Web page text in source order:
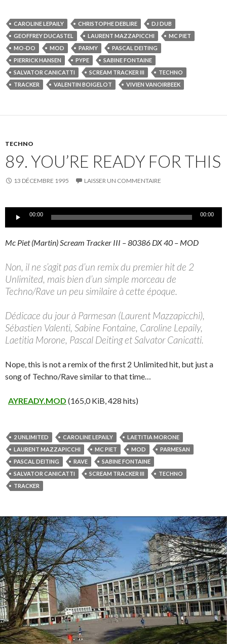
CAROLINE LEPAILY CHRISTOPHE DEBLIRE
DJ DUB
GEOFFREY DUCASTEL
LAURENT MAZZAPICCHI
MC PIET
MO-DO
MOD PARMY
PASCAL DEITING
PIERRICK HANSEN
PYPE
SABINE FONTAINE
SALVATOR CANICATTI
SCREAM TRACKER III
TECHNO
TRACKER
VALENTIN BOIGELOT VIVIEN VANOIRBEEK
TECHNO
89. YOU’RE READY FOR THIS
13 DÉCEMBRE 1995 LAISSER UN COMMENTAIRE
Lecteur00:00 00:00
Mc Piet (Martin) Scream Tracker III – 80386 DX 40 – MOD
Non, il ne s’agit pas d’un remix du premier hit de 2
Unlimited, mais bien d’un simple morceau de
Techno/Rave un peu similaire à cette époque.
Dédicace du jour à Parmesan (Laurent Mazzapicchi),
Sébastien Valenti, Sabine Fontaine, Caroline Lepaily,
Laetitia Morone, Pascal Deiting et Salvator Canicatti.
Nope, this is not a remix of the first 2 Unlimited hit, but just a
song of Techno/Rave similar to that time…
AYREADY.MOD (165,0 KiB, 428 hits)
2 UNLIMITED CAROLINE LEPAILY
LAETITIA MORONE
LAURENT MAZZAPICCHI
MC PIET MOD
PARMESAN
PASCAL DEITING
RAVE
SABINE FONTAINE
SALVATOR CANICATTI
SCREAM TRACKER III
TECHNO
TRACKER